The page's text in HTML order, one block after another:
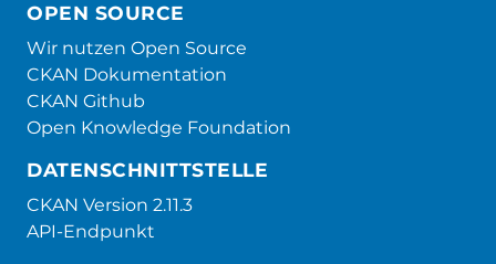
OPEN SOURCE
Wir nutzen Open Source
CKAN Dokumentation
CKAN Github
Open Knowledge Foundation
DATENSCHNITTSTELLE
CKAN Version 2.11.3
API-Endpunkt